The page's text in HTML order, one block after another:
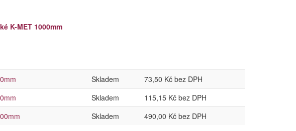
K-MET 1000mm
Skladem
73,50 Kč bez DPH
Skladem
115,15 Kč bez DPH
Skladem 490,00 Kč bez DPH